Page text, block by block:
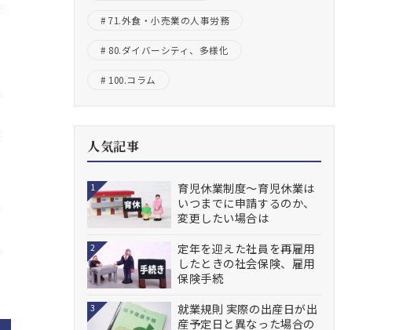
71.外食・小売業の人事労務
80.ダイバーシティ、多様化
100.コラム
人気記事
1
育児休業制度～育児休業は
いつまでに申請するのか、
変更したい場合は
2
定年を迎えた社員を再雇用
したときの社会保険、雇用
保険手続
3
就業規則 実際の出産日が出
産予定日と異なった場合の